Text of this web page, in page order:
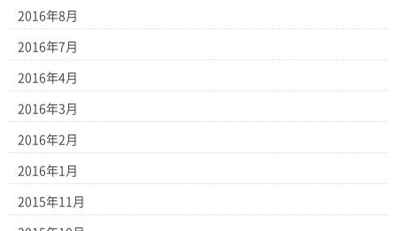
2016年8月
2016年7月
2016年4月
2016年3月
2016年2月
2016年1月
2015年11月